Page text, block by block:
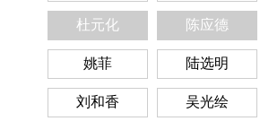
杜元化 陈应德
姚菲 陆选明
刘和香 吴光绘